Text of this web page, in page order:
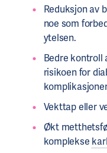
Reduksjon av
noe som
ytelsen.
Bedre kontroll
risikoen for
Vekttap eller
Økt
komplekse